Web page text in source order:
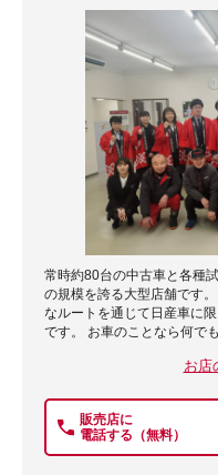
常時約80台の中古車と各種
の規模を誇る大型店舗です
なルートを通じて日産車に
です。 お車のことなら何で
お店
販売店に
電話する（無料）